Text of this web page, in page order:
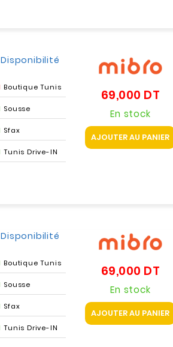
Disponibilité
Boutique Tunis
Sousse
Sfax
Tunis Drive-IN
69,000 DT
En stock
AJOUTER AU PANIER
Disponibilité
Boutique Tunis
Sousse
Sfax
Tunis Drive-IN
69,000 DT
En stock
AJOUTER AU PANIER